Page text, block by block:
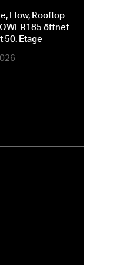
Flow, Rooftop
öffnet
50. Etage